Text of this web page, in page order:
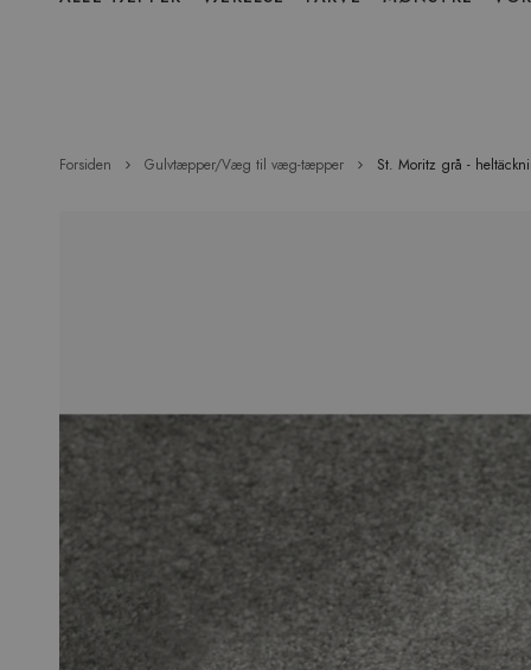
Forsiden Gulvtæpper/Væg til væg-tæpper St. Moritz grå -